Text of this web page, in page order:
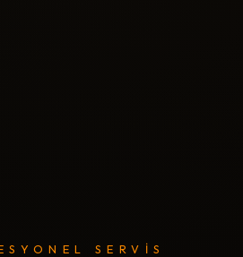
SERVİS